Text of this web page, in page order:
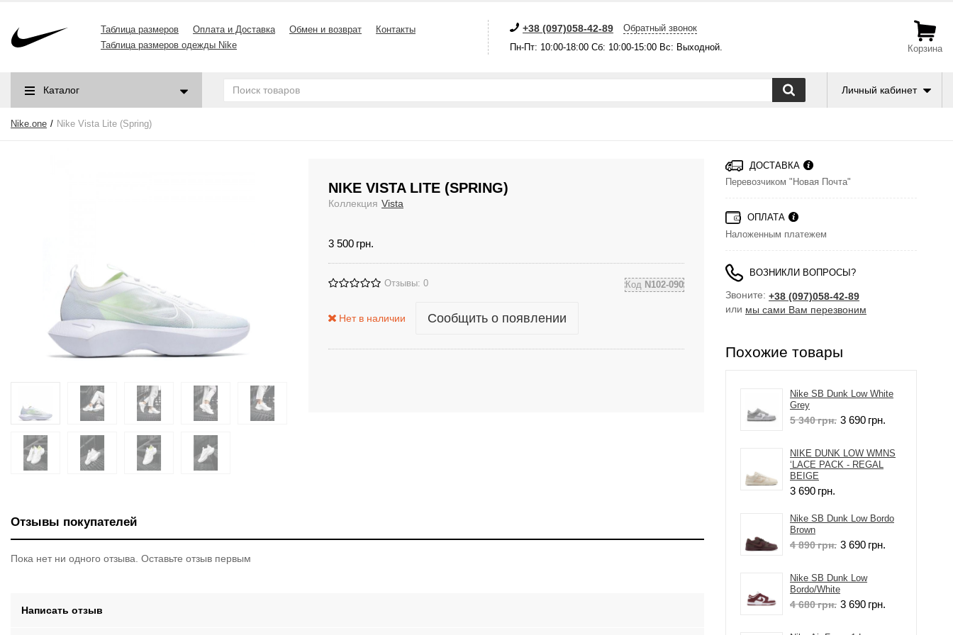
Таблица размеров Оплата и Доставка Обмен и возврат
Контакты
Таблица размеров одежды Nike
+38 (097)058-42-89
Обратный звонок
Пн-Пт: 10:00-18:00 Сб: 10:00-15:00 Вс: Выходной.
Корзина
Каталог Личный кабинет
Nike.one Nike Vista Lite (Spring)
NIKE VISTA LITE (SPRING)
Коллекция Vista
3 500 грн.
Отзывы: 0 Код N102-090
Нет в наличии Сообщить о появлении
Отзывы покупателей
Пока нет ни одного отзыва. Оставьте отзыв первым
Написать отзыв
ДОСТАВКА
Перевозчиком "Новая Почта"
ОПЛАТА
Наложенным платежем
ВОЗНИКЛИ ВОПРОСЫ?
Звоните: +38 (097)058-42-89
или мы сами Вам перезвоним
Похожие товары
Nike SB Dunk Low White
Grey
5 340грн. 3 690 грн.
NIKE DUNK LOW WMNS
‘LACE PACK - REGAL
BEIGE
3 690 грн.
Nike SB Dunk Low Bordo
Brown
4 890грн. 3 690 грн.
Nike SB Dunk Low
Bordo/White
4 680грн. 3 690 грн.